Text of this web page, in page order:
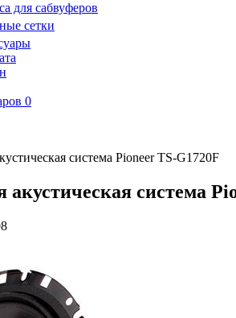
для сабвуферов
сетки
0
система Pioneer TS-G1720F
акустическая система